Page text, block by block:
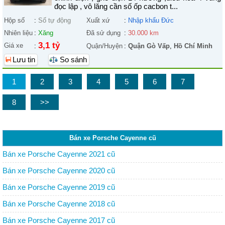
đọc lập , vô lăng cần số ốp cacbon t...
Hộp số : Số tự động Xuất xứ : Nhập khẩu Đức
Nhiên liệu : Xăng Đã sử dụng : 30.000 km
Giá xe
: 3,1 tỷ Quận/Huyện : Quận Gò Vấp, Hồ Chí Minh
Lưu tin So sánh
1 2 3 4 5 6 7
8 >>
Bán xe Porsche Cayenne cũ
Bán xe Porsche Cayenne 2021 cũ
Bán xe Porsche Cayenne 2020 cũ
Bán xe Porsche Cayenne 2019 cũ
Bán xe Porsche Cayenne 2018 cũ
Bán xe Porsche Cayenne 2017 cũ